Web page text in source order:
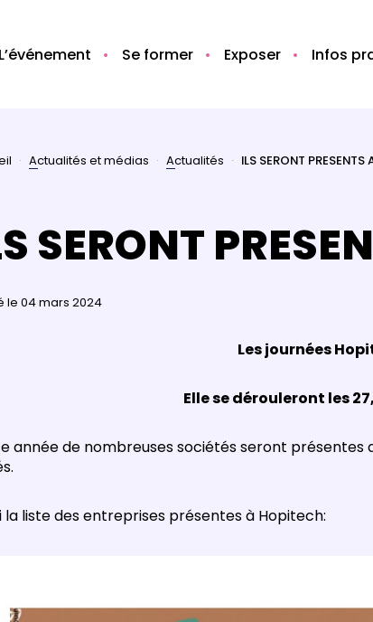
L’événement Se former Exposer Infos
Actualités et médias Actualités ILS SERONT
SERONT
le 04 mars 2024
Les journées
Elle se dérouleront les
année de nombreuses sociétés seront présentes
la liste des entreprises présentes à Hopitech: